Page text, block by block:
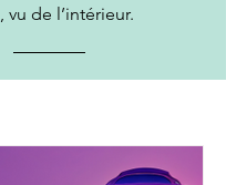
de l’intérieur.